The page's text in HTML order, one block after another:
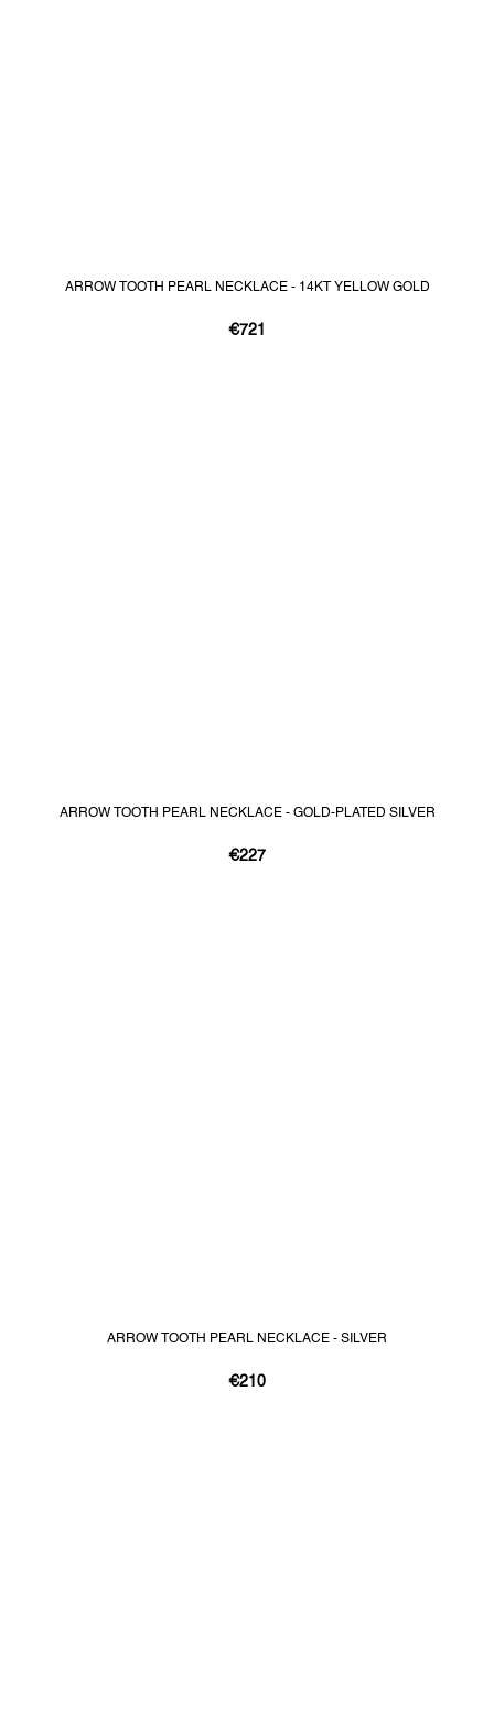
ARROW TOOTH PEARL NECKLACE - 14KT YELLOW GOLD
€721
ARROW TOOTH PEARL NECKLACE - GOLD-PLATED SILVER
€227
ARROW TOOTH PEARL NECKLACE - SILVER
€210